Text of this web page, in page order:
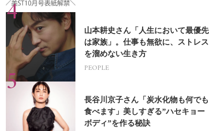
山本耕史さん「人生において最優先
は家族」。仕事も無欲に、ストレス
を溜めない生き方
PEOPLE
長谷川京子さん「炭水化物も何でも
食べます」美しすぎる”ハセキョー
ボディ”を作る秘訣